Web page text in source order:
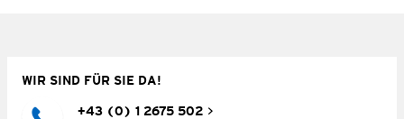
WIR SIND FÜR SIE DA!
+43 (0) 1 2675 502